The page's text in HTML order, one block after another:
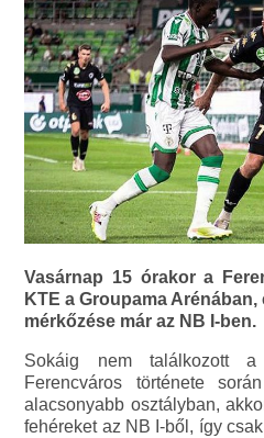
Vasárnap 15 órakor a
KTE a Groupama
mérkőzése már az NB I-ben.
Sokáig nem találkozott
Ferencváros története
alacsonyabb osztályban,
fehéreket az NB I-ből, így